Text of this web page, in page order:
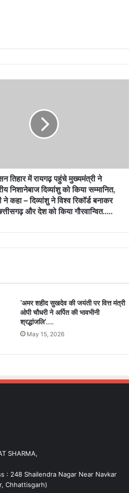
तिहार में रायगढ़ पहुंचे मुख्यमंत्री ने
निशानेबाज दिव्यांशु को किया सम्मानित,
कहा – दिव्यांशु ने विश्व रिकॉर्ड बनाकर
और देश को किया गौरवान्वित…..
’अमर शहीद सुखदेव की जयंती पर वित्त मंत्री
ओपी चौधरी ने अर्पित की भावभीनी
श्रद्धांजलि’….
May 15, 2026
SHARMA,
: 248 Shailendra Nagar Near Navkar
Chhattisgarh)